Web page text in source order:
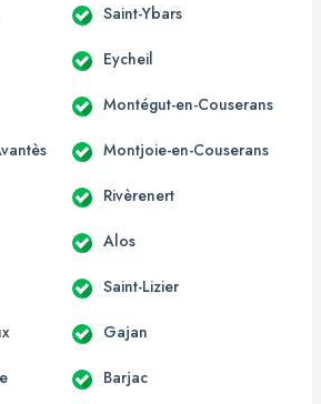
Saint-Ybars
Eycheil
Montégut-en-Couserans
Montjoie-en-Couserans
Rivèrenert
Alos
Saint-Lizier
Gajan
Barjac